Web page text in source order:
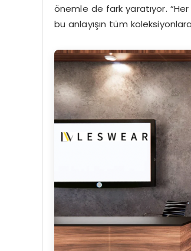
önemle de fark yaratıyor.
bu anlayışın tüm